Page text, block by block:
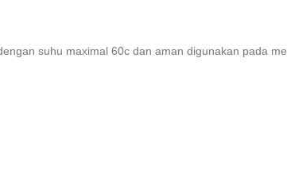
suhu maximal 60c dan aman digunakan pada